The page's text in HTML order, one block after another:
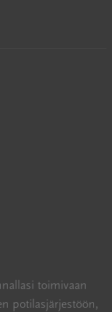
toimivaan
potilasjärjestöön,